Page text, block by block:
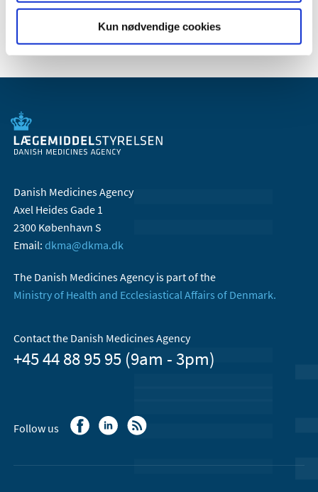
Kun nødvendige cookies
2006 (10)
Danish Medicines Agency
Axel Heides Gade 1
2300 København S
Email: dkma@dkma.dk
The Danish Medicines Agency is part of the
Ministry of Health and Ecclesiastical Affairs of Denmark.
Contact the Danish Medicines Agency
+45 44 88 95 95 (9am - 3pm)
Follow us